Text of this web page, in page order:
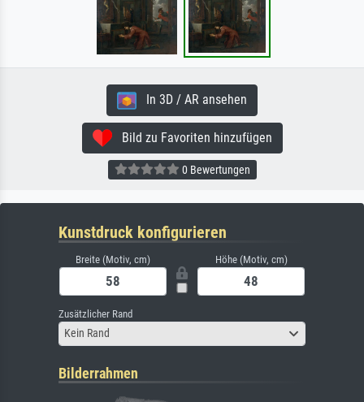
In 3D / AR ansehen
Bild zu Favoriten hinzufügen
0 Bewertungen
Kunstdruck konfigurieren
Breite (Motiv, cm) Höhe (Motiv, cm)
Zusätzlicher Rand
Kein Rand
Bilderrahmen